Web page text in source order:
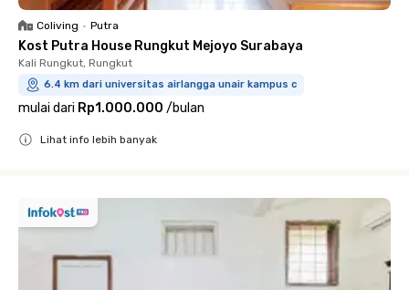
Coliving • Putra
Kost Putra House Rungkut Mejoyo Surabaya
Kali Rungkut, Rungkut
6.4 km dari universitas airlangga unair kampus c
mulai dari Rp1.000.000 /bulan
Lihat info lebih banyak